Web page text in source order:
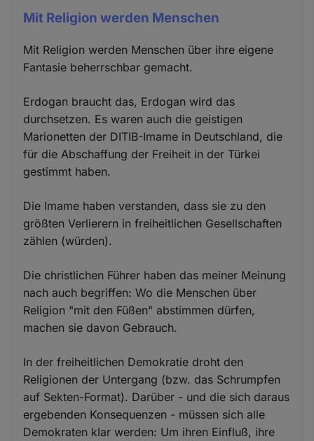
Mit Religion werden Menschen
Mit Religion werden Menschen über ihre eigene
Fantasie beherrschbar gemacht.
Erdogan braucht das, Erdogan wird das
durchsetzen. Es waren auch die geistigen
Marionetten der DITIB-Imame in Deutschland, die
für die Abschaffung der Freiheit in der Türkei
gestimmt haben.
Die Imame haben verstanden, dass sie zu den
größten Verlierern in freiheitlichen Gesellschaften
zählen (würden).
Die christlichen Führer haben das meiner Meinung
nach auch begriffen: Wo die Menschen über
Religion "mit den Füßen" abstimmen dürfen,
machen sie davon Gebrauch.
In der freiheitlichen Demokratie droht den
Religionen der Untergang (bzw. das Schrumpfen
auf Sekten-Format). Darüber - und die sich daraus
ergebenden Konsequenzen - müssen sich alle
Demokraten klar werden: Um ihren Einfluß, ihre